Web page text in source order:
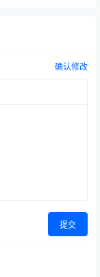
确认修改
提交